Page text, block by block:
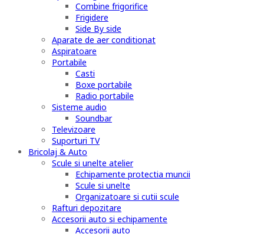
Combine frigorifice
Frigidere
Side By side
Aparate de aer conditionat
Aspiratoare
Portabile
Casti
Boxe portabile
Radio portabile
Sisteme audio
Soundbar
Televizoare
Suporturi TV
Bricolaj & Auto
Scule si unelte atelier
Echipamente protectia muncii
Scule si unelte
Organizatoare si cutii scule
Rafturi depozitare
Accesorii auto si echipamente
Accesorii auto